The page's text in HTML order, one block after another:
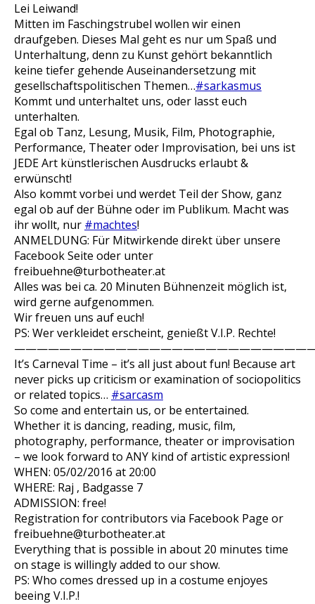
Lei Leiwand!
Mitten im Faschingstrubel wollen wir einen
draufgeben. Dieses Mal geht es nur um Spaß und
Unterhaltung, denn zu Kunst gehört bekanntlich
keine tiefer gehende Auseinandersetzung mit
gesellschaftspolitischen Themen…#sarkasmus
Kommt und unterhaltet uns, oder lasst euch
unterhalten.
Egal ob Tanz, Lesung, Musik, Film, Photographie,
Performance, Theater oder Improvisation, bei uns ist
JEDE Art künstlerischen Ausdrucks erlaubt &
erwünscht!
Also kommt vorbei und werdet Teil der Show, ganz
egal ob auf der Bühne oder im Publikum. Macht was
ihr wollt, nur #machtes!
ANMELDUNG: Für Mitwirkende direkt über unsere
Facebook Seite oder unter
freibuehne@turbotheater.at
Alles was bei ca. 20 Minuten Bühnenzeit möglich ist,
wird gerne aufgenommen.
Wir freuen uns auf euch!
PS: Wer verkleidet erscheint, genießt V.I.P. Rechte!
It’s Carneval Time – it’s all just about fun! Because art
never picks up criticism or examination of sociopolitics
or related topics… #sarcasm
So come and entertain us, or be entertained.
Whether it is dancing, reading, music, film,
photography, performance, theater or improvisation
– we look forward to ANY kind of artistic expression!
WHEN: 05/02/2016 at 20:00
WHERE: Raj , Badgasse 7
ADMISSION: free!
Registration for contributors via Facebook Page or
freibuehne@turbotheater.at
Everything that is possible in about 20 minutes time
on stage is willingly added to our show.
PS: Who comes dressed up in a costume enjoyes
beeing V.I.P.!